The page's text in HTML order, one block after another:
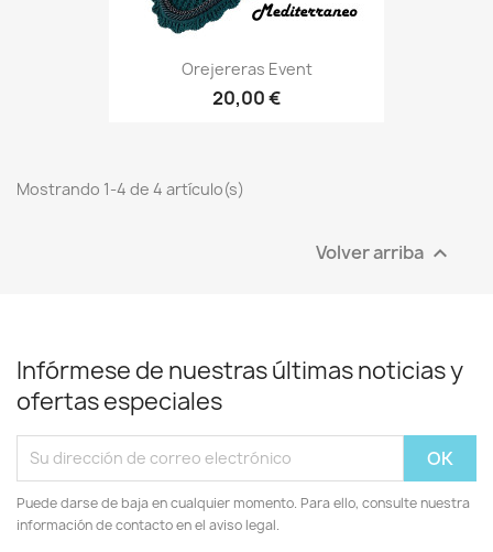
Orejereras Event
20,00 €
Mostrando 1-4 de 4 artículo(s)
Volver arriba 
Infórmese de nuestras últimas noticias y
ofertas especiales
Puede darse de baja en cualquier momento. Para ello, consulte nuestra
información de contacto en el aviso legal.